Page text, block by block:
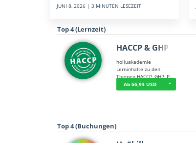
JUNI 8, 2026 | 3 MINUTEN LESEZEIT
Top 4 (Lernzeit)
HACCP & GHP
holluakademie
Lerninhalte zu den
Themen HACCP, GHP, P…
Ab 66,93 USD
Top 4 (Buchungen)